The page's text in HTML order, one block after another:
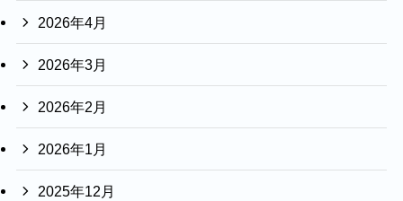
2026年4月
2026年3月
2026年2月
2026年1月
2025年12月